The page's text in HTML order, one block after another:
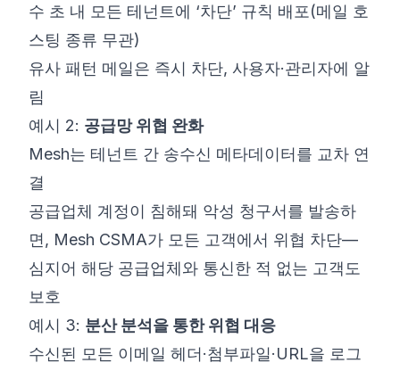
수 초 내 모든 테넌트에 ‘차단’ 규칙 배포(메일 호
스팅 종류 무관)
유사 패턴 메일은 즉시 차단, 사용자·관리자에 알
림
예시 2: 공급망 위협 완화
Mesh는 테넌트 간 송수신 메타데이터를 교차 연
결
공급업체 계정이 침해돼 악성 청구서를 발송하
면, Mesh CSMA가 모든 고객에서 위협 차단—
심지어 해당 공급업체와 통신한 적 없는 고객도
보호
예시 3: 분산 분석을 통한 위협 대응
수신된 모든 이메일 헤더·첨부파일·URL을 로그